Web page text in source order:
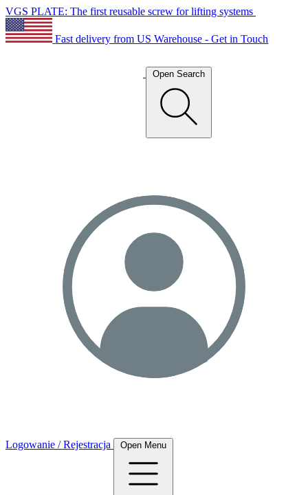
VGS PLATE: The first reusable screw for lifting systems
Fast delivery from US Warehouse - Get in Touch
Open Search
Logowanie / Rejestracja Open Menu